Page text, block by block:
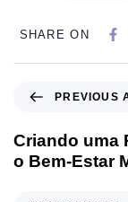
SHARE ON
PREVIOUS
Criando uma
o Bem-Estar